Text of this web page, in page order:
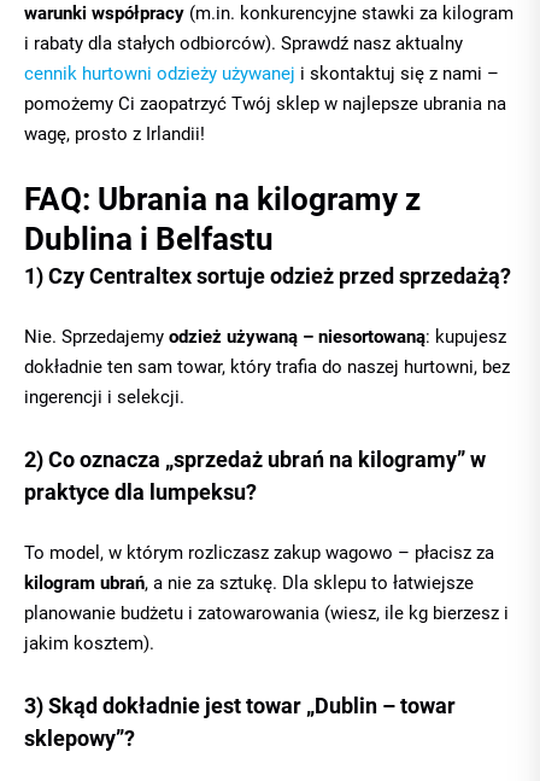
warunki współpracy (m.in. konkurencyjne stawki za kilogram
i rabaty dla stałych odbiorców). Sprawdź nasz aktualny
cennik hurtowni odzieży używanej i skontaktuj się z nami –
pomożemy Ci zaopatrzyć Twój sklep w najlepsze ubrania na
wagę, prosto z Irlandii!
FAQ: Ubrania na kilogramy z
Dublina i Belfastu
1) Czy Centraltex sortuje odzież przed sprzedażą?
Nie. Sprzedajemy odzież używaną – niesortowaną: kupujesz
dokładnie ten sam towar, który trafia do naszej hurtowni, bez
ingerencji i selekcji.
2) Co oznacza „sprzedaż ubrań na kilogramy” w
praktyce dla lumpeksu?
To model, w którym rozliczasz zakup wagowo – płacisz za
kilogram ubrań, a nie za sztukę. Dla sklepu to łatwiejsze
planowanie budżetu i zatowarowania (wiesz, ile kg bierzesz i
jakim kosztem).
3) Skąd dokładnie jest towar „Dublin – towar
sklepowy”?